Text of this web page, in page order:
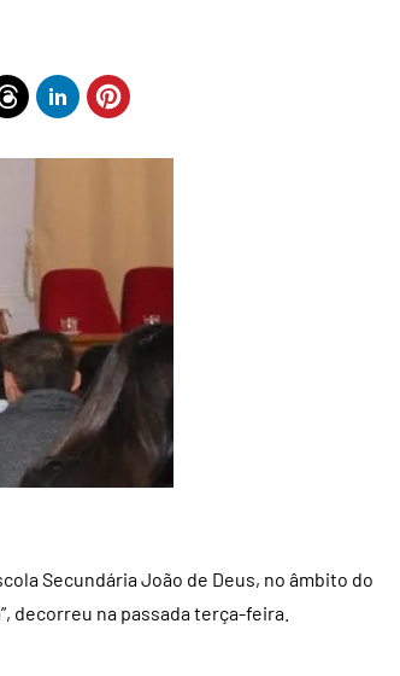
Secundária João de Deus, no âmbito do
decorreu na passada terça-feira.